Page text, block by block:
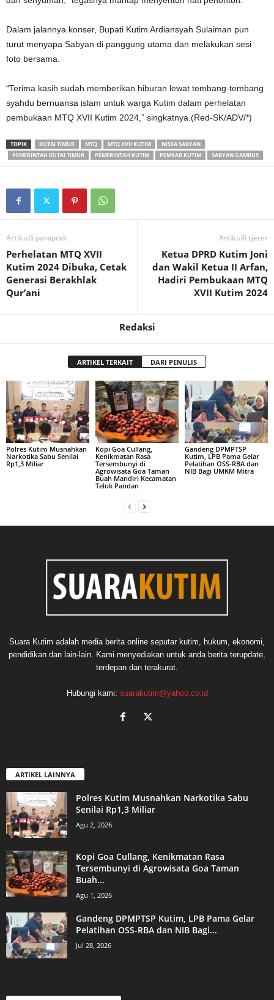
Dalam jalannya konser, Bupati Kutim Ardiansyah Sulaiman pun
turut menyapa Sabyan di panggung utama dan melakukan sesi
foto bersama.
“Terima kasih sudah memberikan hiburan lewat tembang-tembang
syahdu bernuansa islam untuk warga Kutim dalam perhelatan
pembukaan MTQ XVII Kutim 2024,” singkatnya.(Red-SK/ADV/*)
TOPIK KUTAI TIMUR MTQ MTQ XVII KUTIM
NISSA SABYAN
PEMERINTAH KUTAI TIMUR
PEMERINTAH KUTIM PEMKAB KUTIM SABYAN GAMBUS
Artikulli paraprak
Perhelatan MTQ XVII
Kutim 2024 Dibuka, Cetak
Generasi Berakhlak
Qur’ani
Artikulli tjetër
Ketua DPRD Kutim Joni
dan Wakil Ketua II Arfan,
Hadiri Pembukaan MTQ
XVII Kutim 2024
Redaksi
ARTIKEL TERKAIT DARI PENULIS
Polres Kutim Musnahkan
Narkotika Sabu Senilai
Rp1,3 Miliar
Kopi Goa Cullang,
Kenikmatan Rasa
Tersembunyi di
Agrowisata Goa Taman
Buah Mandiri Kecamatan
Teluk Pandan
Gandeng DPMPTSP
Kutim, LPB Pama Gelar
Pelatihan OSS-RBA dan
NIB Bagi UMKM Mitra
Suara Kutim adalah media berita online seputar kutim, hukum, ekonomi,
pendidikan dan lain-lain. Kami menyediakan untuk anda berita terupdate,
terdepan dan terakurat.
Hubungi kami: suarakutim@yahoo.co.id
ARTIKEL LAINNYA
Polres Kutim Musnahkan Narkotika Sabu
Senilai Rp1,3 Miliar
Agu 2, 2026
Kopi Goa Cullang, Kenikmatan Rasa
Tersembunyi di Agrowisata Goa Taman
Buah...
Agu 1, 2026
Gandeng DPMPTSP Kutim, LPB Pama Gelar
Pelatihan OSS-RBA dan NIB Bagi...
Jul 28, 2026